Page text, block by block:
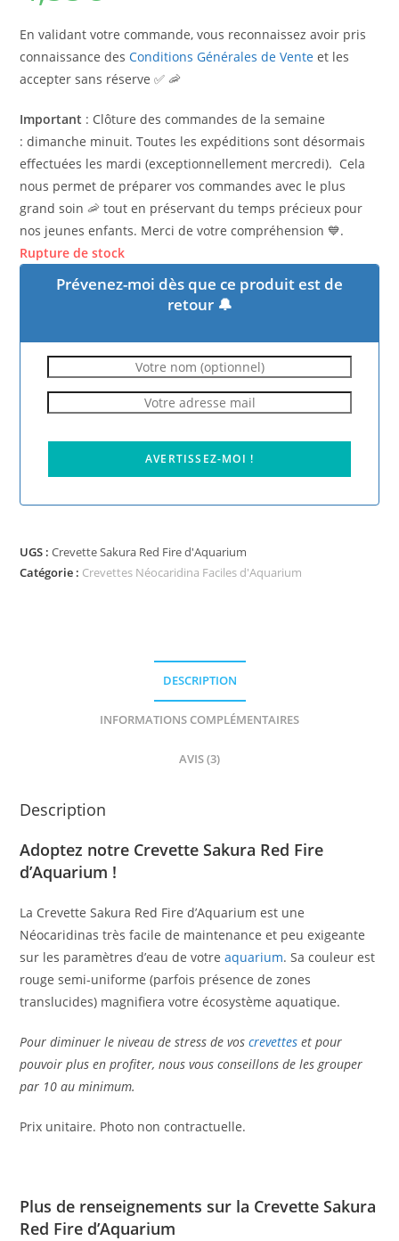
client
En validant votre commande, vous reconnaissez avoir pris
connaissance desConditions Générales de Vente et les
accepter sans réserve ✅ 🦐
Important : Clôture des commandes de la semaine
: dimanche minuit. Toutes les expéditions sont désormais
effectuées les mardi (exceptionnellement mercredi). Cela
nous permet de préparer vos commandes avec le plus
grand soin 🦐 tout en préservant du temps précieux pour
nos jeunes enfants. Merci de votre compréhension 💙.
Rupture de stock
Prévenez-moi dès que ce produit est de
retour 🔔
AVERTISSEZ-MOI !
UGS :Crevette Sakura Red Fire d'Aquarium
Catégorie : Crevettes Néocaridina Faciles d'Aquarium
DESCRIPTION
INFORMATIONS COMPLÉMENTAIRES
AVIS (3)
Description
Adoptez notre Crevette Sakura Red Fire
d’Aquarium !
La Crevette Sakura Red Fire d’Aquarium est une
Néocaridinas très facile de maintenance et peu exigeante
sur les paramètres d’eau de votreaquarium. Sa couleur est
rouge semi-uniforme (parfois présence de zones
translucides) magnifiera votre écosystème aquatique.
Pour diminuer le niveau de stress de voscrevettes et pour
pouvoir plus en profiter, nous vous conseillons de les grouper
par 10 au minimum.
Prix unitaire. Photo non contractuelle.
Plus de renseignements sur la Crevette Sakura
Red Fire d’Aquarium